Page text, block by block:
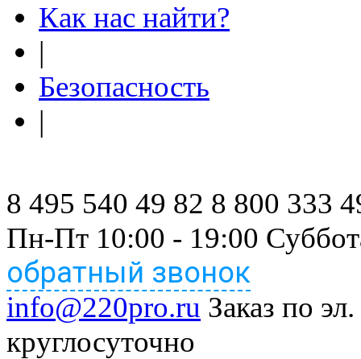
Как нас найти?
|
Безопасность
|
8 495 540 49 82 8 800 333
Пн-Пт 10:00 - 19:00
обратный звонок
info@220pro.ru Заказ по
круглосуточно